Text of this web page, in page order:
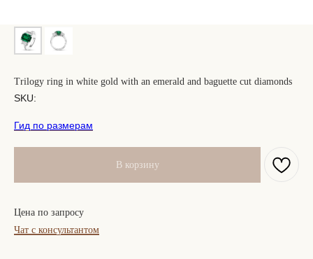
Trilogy ring in white gold with an emerald and baguette cut diamonds
SKU:
Гид по размерам
В корзину
Цена по запросу
Чат с консультантом